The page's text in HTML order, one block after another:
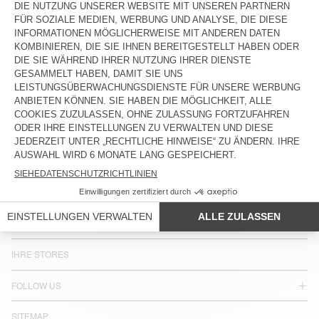
LAND/REGION : LUXEMBURG
SPRACHE :
BARRIEREFREIHEIT
KUNDENSERVICE
IHRE STORES
FOLLOW US
NEWSLETTER